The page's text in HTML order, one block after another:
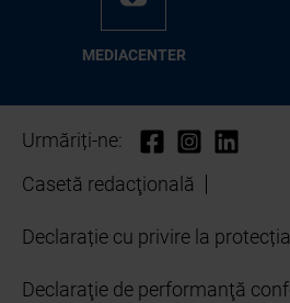
ME­D­IA­CEN­TER
Urmăriți-ne:
Casetă redacţională
Declarație cu privire la
Declaraţie de performanţă